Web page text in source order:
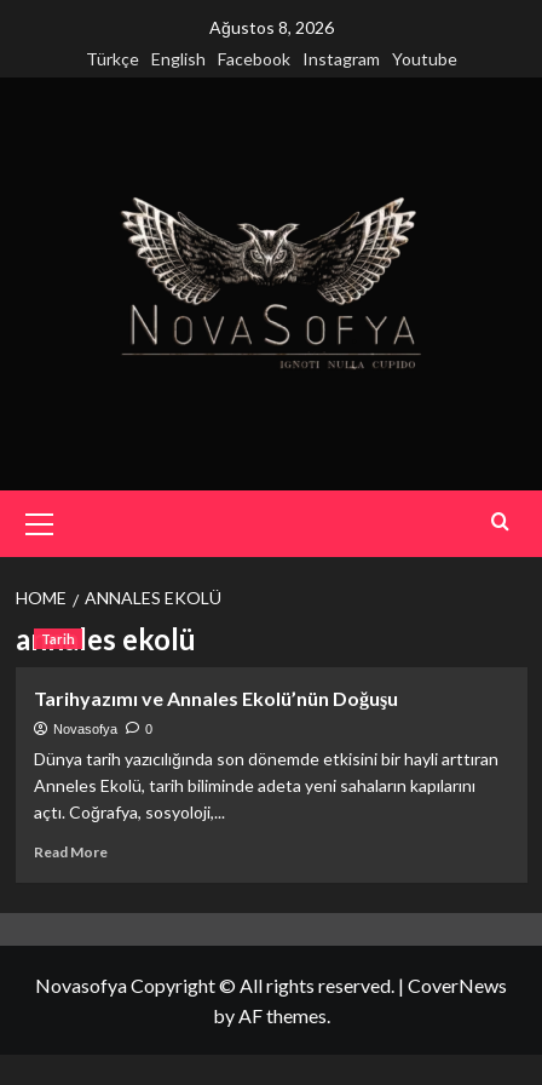
Ağustos 8, 2026
Türkçe
English Facebook Instagram Youtube
Menu
HOME ANNALES EKOLÜ
annales ekolü
Tarih
Tarihyazımı ve Annales Ekolü’nün Doğuşu
Novasofya 0
Dünya tarih yazıcılığında son dönemde etkisini bir hayli arttıran
Anneles Ekolü, tarih biliminde adeta yeni sahaların kapılarını
açtı. Coğrafya, sosyoloji,...
Read MoreRead
Tarihyazımı
Ekolü’nün
Novasofya Copyright © All rights reserved. | CoverNews
by AF themes.